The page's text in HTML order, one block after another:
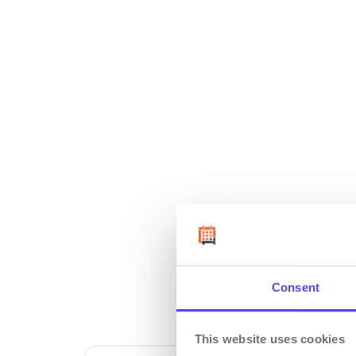
Consent
This website uses cookies